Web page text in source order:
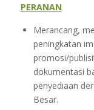
PERANAN
Merancang,
peningkatan
promosi/
dokumentasi
penyediaan
Besar.